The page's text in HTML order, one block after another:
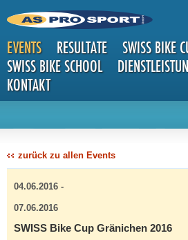
EVENTS RESULTATE
SWISS BIKE
SWISS BIKE SCHOOL
KONTAKT
zurück zu allen Events
04.06.2016 -
07.06.2016
SWISS Bike Cup Gränichen 2016